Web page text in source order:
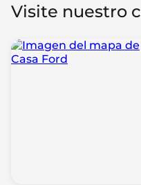
Visite nuestro